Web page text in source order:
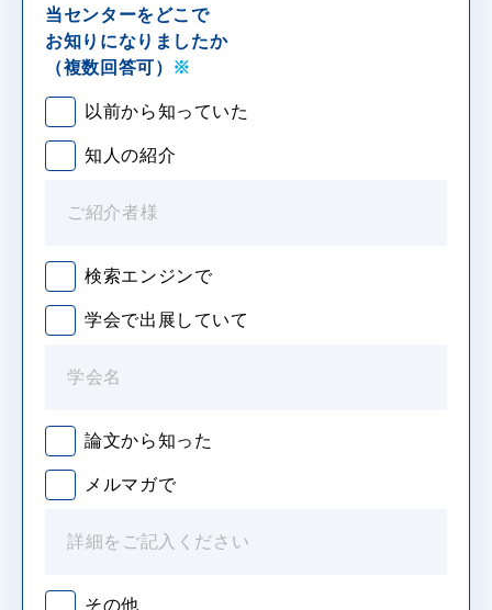
当センターをどこで
お知りになりましたか
（複数回答可） ※
以前から知っていた
知人の紹介
検索エンジンで
学会で出展していて
論文から知った
メルマガで
その他